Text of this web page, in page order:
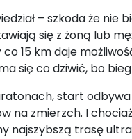
– szkoda że nie
się z żoną lub
15 km daje
się co dziwić, bo
start
na zmierzch. I
najszybszą trasę